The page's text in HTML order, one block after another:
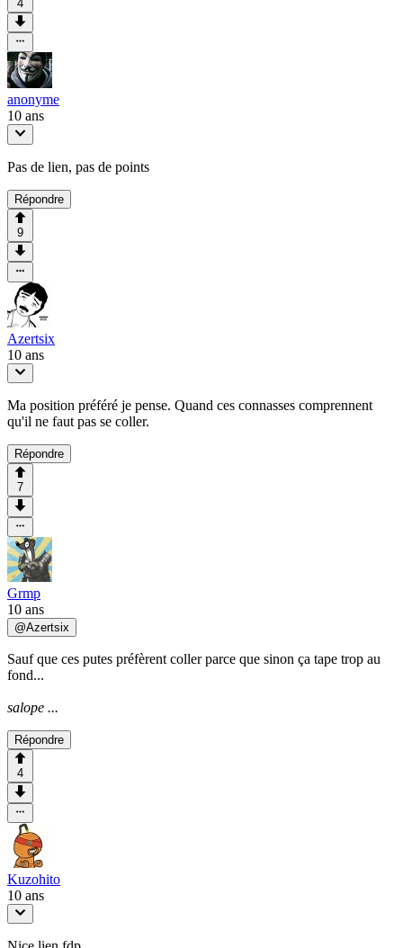
4
anonyme
10 ans
Pas de lien, pas de points
Répondre
9
Azertsix
10 ans
Ma position préféré je pense. Quand ces connasses comprennent
qu'il ne faut pas se coller.
Répondre
7
Grmp
10 ans
@Azertsix
Sauf que ces putes préfèrent coller parce que sinon ça tape trop au
fond...
salope ...
Répondre
4
Kuzohito
10 ans